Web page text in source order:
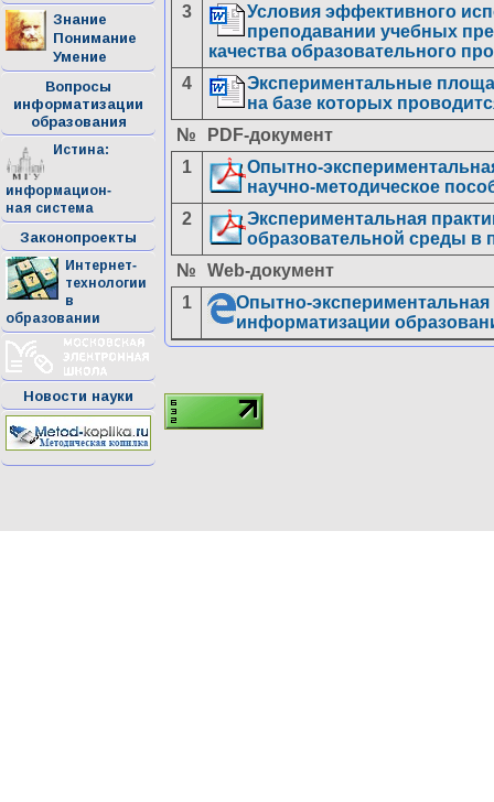
Знание
Понимание
Умение
Вопросы
информатизации
образования
Истина:
информацион-
ная система
Законопроекты
Интернет-
технологии
в
образовании
Новости науки
3
Условия эффективного
преподавании учебных
качества образовательного
4
Экспериментальные
на базе которых
№
PDF-документ
1
Опытно-
научно-методическое
2
Экспериментальная
образовательной среды в
№
Web-документ
1
Опытно-
информатизации